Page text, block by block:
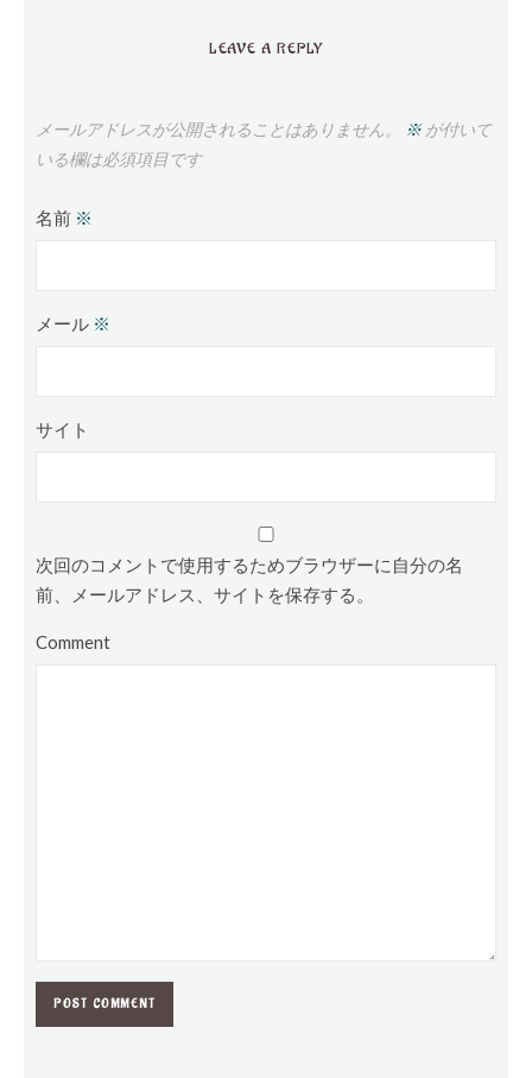
LEAVE A REPLY
メールアドレスが公開されることはありません。 ※が付いて
いる欄は必須項目です
名前 ※
メール ※
サイト
次回のコメントで使用するためブラウザーに自分の名
前、メールアドレス、サイトを保存する。
Comment